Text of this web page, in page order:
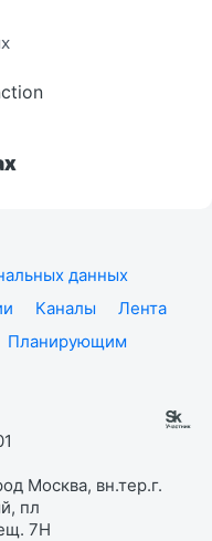
данных
Каналы
Лента
Планирующим
Москва, вн.тер.г.
пл
7Н